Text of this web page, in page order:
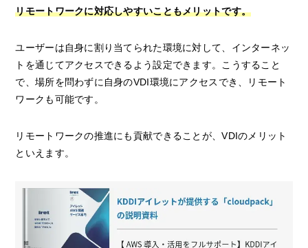
リモートワークに対応しやすいこともメリットです。
ユーザーは自身に割り当てられた環境に対して、インターネッ
トを通じてアクセスできるよう設定できます。こうすること
で、場所を問わずに自身のVDI環境にアクセスでき、リモート
ワークも可能です。
リモートワークの推進にも貢献できることが、VDIのメリット
といえます。